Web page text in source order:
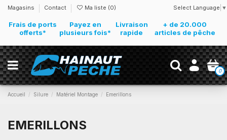
Magasins Contact Ma liste (0) Select Language ▼
Frais de ports
offerts*
Payez en
plusieurs fois*
Livraison
rapide
+ de 20.000
articles de pêche
0
Accueil Silure Matériel Montage Emerillons
EMERILLONS